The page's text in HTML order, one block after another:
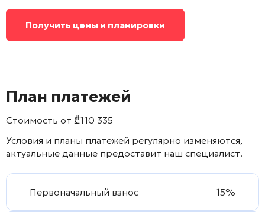
Получить цены и планировки
План платежей
Стоимость от ₾110 335
Условия и планы платежей регулярно изменяются,
актуальные данные предоставит наш специалист.
Первоначальный взнос 15%